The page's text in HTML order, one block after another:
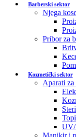
Barberski sektor
Njega
Pribor za
Kozmetički sektor
Aparati za
UV/